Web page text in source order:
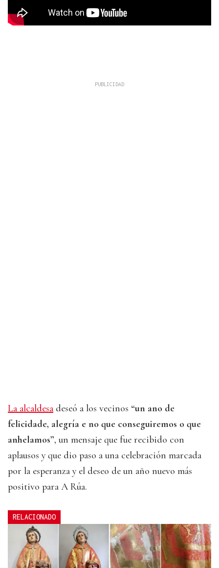
La alcaldesa deseó a los vecinos “un ano de
felicidade, alegría e no que conseguiremos o que
anhelamos”, un mensaje que fue recibido con
aplausos y que dio paso a una celebración marcada
por la esperanza y el deseo de un año nuevo más
positivo para A Rúa.
RELACIONADO